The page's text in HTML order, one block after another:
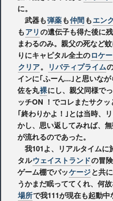
に。
武器も弾薬も仲間もエン
もアリの遺伝子も得た後に
まわるのみ。親父の死など
りにキャピタル全土のロケ
クリア。 リバティプライム
インに｢ふーん...｣と思いな
佐を丸裸にし、親父同様で
ッチON ！でコレまたサクッ
｢終わりかよ！｣とは当時、
かし、思い返してみれば、
が流れるのであった。
我101よ、リアルタイムに
タルウェイストランドの冒
ゲーム棚でパッケージと共
うかまだ眠っててくれ、何
場所で我111が現在も起動